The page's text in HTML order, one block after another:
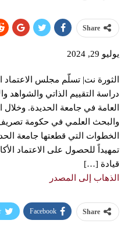
Share
يوليو 29, 2024
الثورة نت| تسلّم مجلس الاعتماد
دراسة التقييم الذاتي والشواهد
العامة في جامعة الحديدة. وخلال
والبحث العلمي في حكومة
الخطوات التي قطعتها جامعة
تمهيداً للحصول على الاعتماد
قيادة […]
الذهاب إلى المصدر
Share
Facebook